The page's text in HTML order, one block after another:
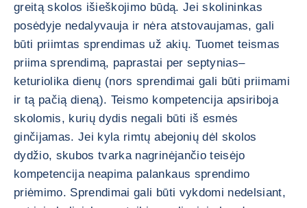
greitą skolos išieškojimo būdą. Jei skolininkas
posėdyje nedalyvauja ir nėra atstovaujamas, gali
būti priimtas sprendimas už akių. Tuomet teismas
priima sprendimą, paprastai per septynias–
keturiolika dienų (nors sprendimai gali būti priimami
ir tą pačią dieną). Teismo kompetencija apsiriboja
skolomis, kurių dydis negali būti iš esmės
ginčijamas. Jei kyla rimtų abejonių dėl skolos
dydžio, skubos tvarka nagrinėjančio teisėjo
kompetencija neapima palankaus sprendimo
priėmimo. Sprendimai gali būti vykdomi nedelsiant,